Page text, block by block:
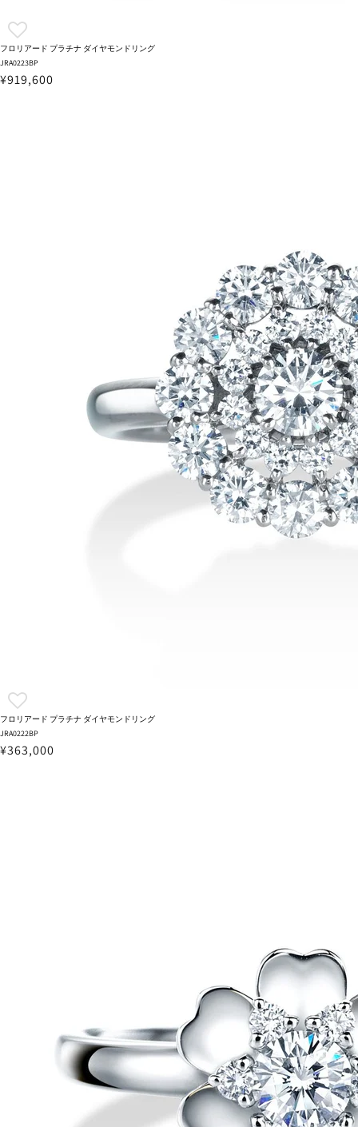
フロリアード プラチナ ダイヤモンドリング
JRA0223BP
¥919,600
フロリアード プラチナ ダイヤモンドリング
JRA0222BP
¥363,000